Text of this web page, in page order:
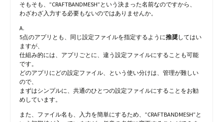
そもそも、”CRAFTBANDMESH”という決まった名前なのですから、
わざわざ入力する必要もないのではありませんか。
A.
5点のアプリとも、同じ設定ファイルを指定するように推奨してはい
ますが、
仕組み的には、アプリごとに、違う設定ファイルにすることも可能
です。
どのアプリにどの設定ファイル、という使い分けは、管理が難しい
ので、
まずはシンプルに、共通のひとつの設定ファイルにすることをお勧
めしています。
また、ファイル名も、入力を簡単にするため、”CRAFTBANDMESH”と